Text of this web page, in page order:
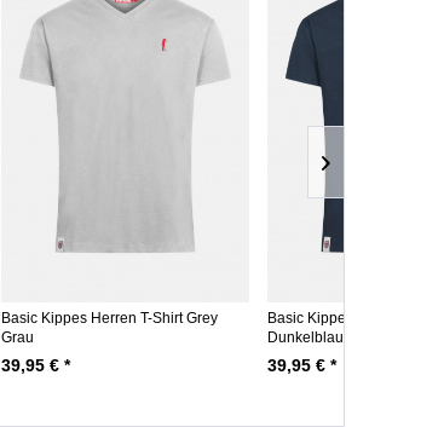
Basic Kippes Herren T-Shirt Grey
Grau
39,95 € *
Basic Kippes Herren T-
Dunkelblau
39,95 € *